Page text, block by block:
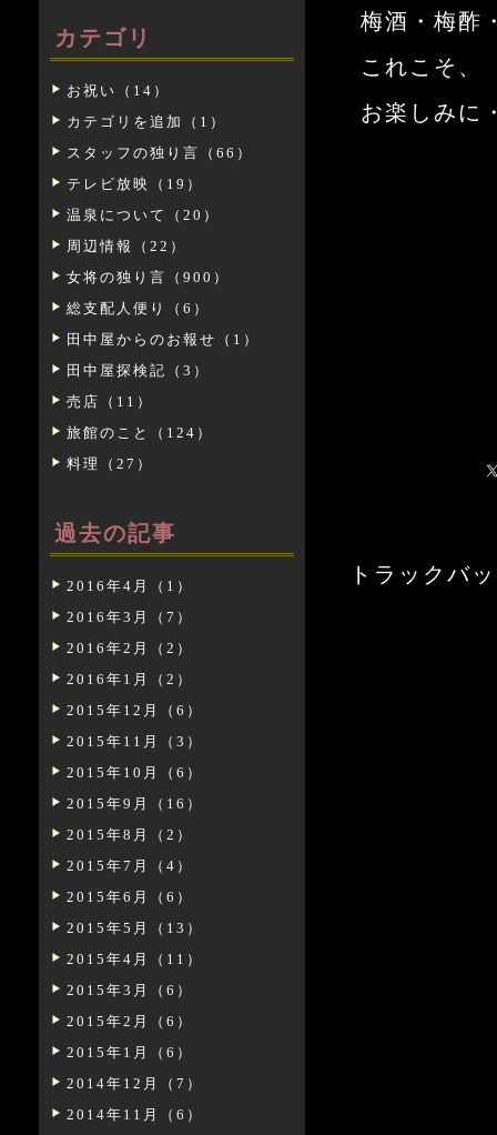
カテゴリ
お祝い（14）
カテゴリを追加（1）
スタッフの独り言（66）
テレビ放映（19）
温泉について（20）
周辺情報（22）
女将の独り言（900）
総支配人便り（6）
田中屋からのお報せ（1）
田中屋探検記（3）
売店（11）
旅館のこと（124）
料理（27）
過去の記事
2016年4月（1）
2016年3月（7）
2016年2月（2）
2016年1月（2）
2015年12月（6）
2015年11月（3）
2015年10月（6）
2015年9月（16）
2015年8月（2）
2015年7月（4）
2015年6月（6）
2015年5月（13）
2015年4月（11）
2015年3月（6）
2015年2月（6）
2015年1月（6）
2014年12月（7）
2014年11月（6）
梅酒・梅酢
これこそ、
お楽しみに
トラックバ